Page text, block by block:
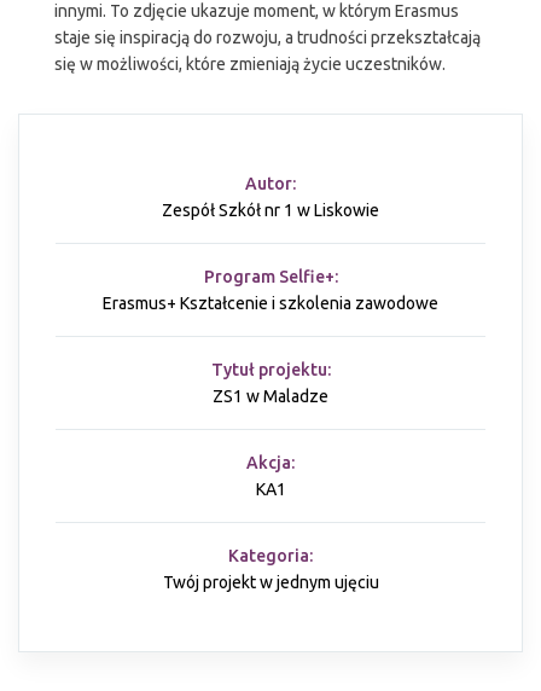
innymi. To zdjęcie ukazuje moment, w którym Erasmus
staje się inspiracją do rozwoju, a trudności przekształcają
się w możliwości, które zmieniają życie uczestników.
Autor:
Zespół Szkół nr 1 w Liskowie
Program Selfie+:
Erasmus+ Kształcenie i szkolenia zawodowe
Tytuł projektu:
ZS1 w Maladze
Akcja:
KA1
Kategoria:
Twój projekt w jednym ujęciu